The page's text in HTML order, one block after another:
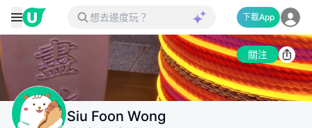
下載App
關注
Siu Foon Wong